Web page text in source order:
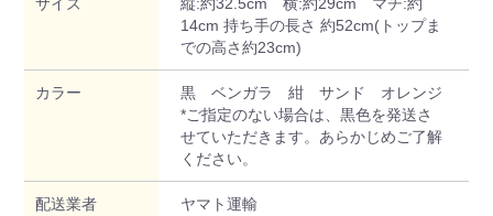
14cm 持ち手の長さ 約52cm(トップま
での高さ約23cm)
カラー
黒 ベンガラ 紺 サンド オレンジ
*ご指定のない場合は、黒色を発送さ
せていただきます。あらかじめご了解
ください。
配送業者 ヤマト運輸